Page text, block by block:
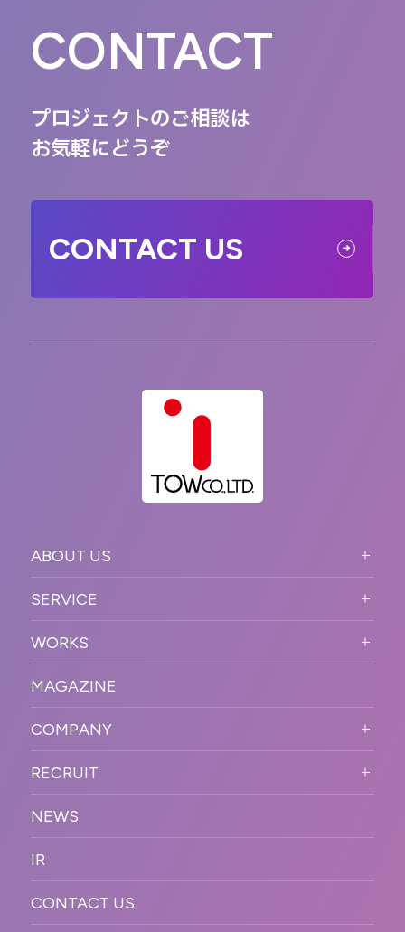
CONTACT
プロジェクトのご相談は
お気軽にどうぞ
CONTACT US
ABOUT US
PURPOSE
VISION
OUR DNA
SERVICE
STRONG POINT
BUSINESS DOMAIN
SOLUTION
WORKFLOW
WORKS
オンラインイベント
SNSプロモーション
プラットフォーム販
促
デジタル制作・映像
制作
PR
カンファレンス・展示会・アワ
ESPORTS・ゲームプロモーシ
MAGAZINE
COMPANY
COMPANY INFORMATION
MESSAGE
OFFICER
ACCESS
ORGANIZATION CHART
RECRUIT
新卒採用
キャリア採用
NEWS
IR
CONTACT US